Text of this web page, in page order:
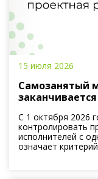
15 июля 2026
Самозанятый
С 1 октября 2026
контролировать
исполнителей с
означает